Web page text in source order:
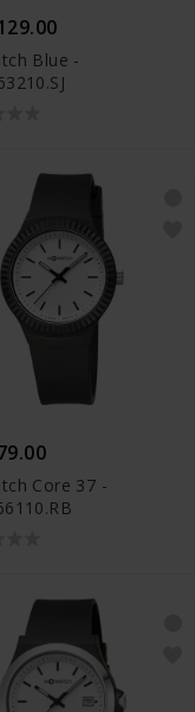
Blue -
Core 37 -